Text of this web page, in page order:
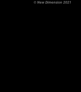
© New Dimension 2021